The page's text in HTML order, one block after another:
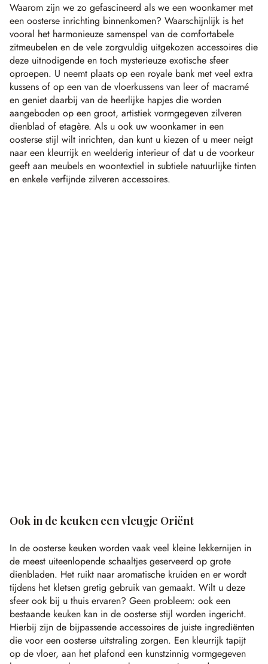
Waarom zijn we zo gefascineerd als we een woonkamer met
een oosterse inrichting binnenkomen? Waarschijnlijk is het
vooral het harmonieuze samenspel van de comfortabele
zitmeubelen en de vele zorgvuldig uitgekozen accessoires die
deze uitnodigende en toch mysterieuze exotische sfeer
oproepen. U neemt plaats op een royale bank met veel extra
kussens of op een van de vloerkussens van leer of macramé
en geniet daarbij van de heerlijke hapjes die worden
aangeboden op een groot, artistiek vormgegeven zilveren
dienblad of etagère. Als u ook uw woonkamer in een
oosterse stijl wilt inrichten, dan kunt u kiezen of u meer neigt
naar een kleurrijk en weelderig interieur of dat u de voorkeur
geeft aan meubels en woontextiel in subtiele natuurlijke tinten
en enkele verfijnde zilveren accessoires.
Ook in de keuken een vleugje Oriënt
In de oosterse keuken worden vaak veel kleine lekkernijen in
de meest uiteenlopende schaaltjes geserveerd op grote
dienbladen. Het ruikt naar aromatische kruiden en er wordt
tijdens het kletsen gretig gebruik van gemaakt. Wilt u deze
sfeer ook bij u thuis ervaren? Geen probleem: ook een
bestaande keuken kan in de oosterse stijl worden ingericht.
Hierbij zijn de bijpassende accessoires de juiste ingrediënten
die voor een oosterse uitstraling zorgen. Een kleurrijk tapijt
op de vloer, aan het plafond een kunstzinnig vormgegeven